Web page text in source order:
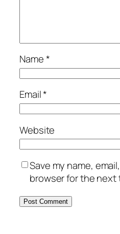
Name*
Email*
Website
Save my name,
browser for the next